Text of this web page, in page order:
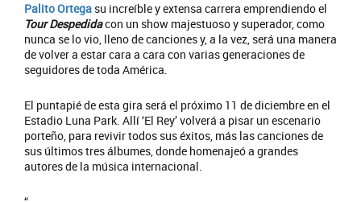
Palito Ortega su increíble y extensa carrera emprendiendo el
Tour Despedidacon un show majestuoso y superador, como
nunca se lo vio, lleno de canciones y, a la vez, será una manera
de volver a estar cara a cara con varias generaciones de
seguidores de toda América.
El puntapié de esta gira será el próximo 11 de diciembre en el
Estadio Luna Park. Allí ‘El Rey’ volverá a pisar un escenario
porteño, para revivir todos sus éxitos, más las canciones de
sus últimos tres álbumes, donde homenajeó a grandes
autores de la música internacional.